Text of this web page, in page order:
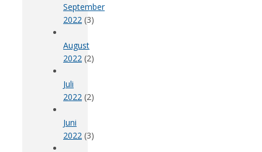
September
2022 (3)
August
2022 (2)
Juli
2022 (2)
Juni
2022 (3)